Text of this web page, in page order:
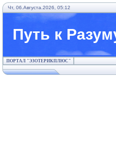
Чт, 06.Августа.2026, 05:12
Путь к
ПОРТАЛ "ЭЗОТЕРИКПЛЮС"